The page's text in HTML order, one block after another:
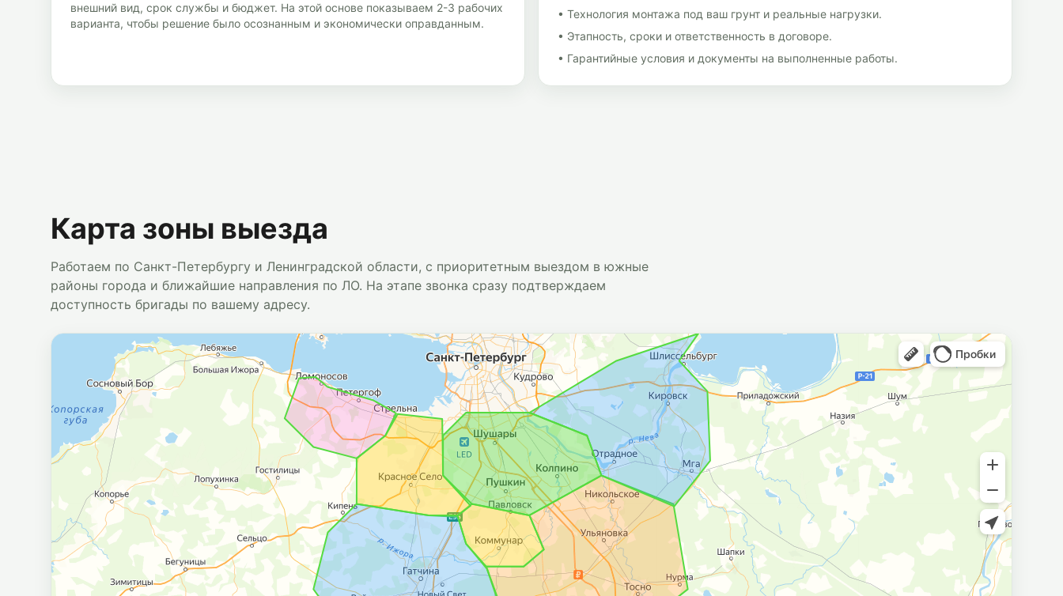
внешний вид, срок службы и бюджет. На этой основе показываем 2-3 рабочих
варианта, чтобы решение было осознанным и экономически оправданным.
• Технология монтажа под ваш грунт и реальные нагрузки.
• Этапность, сроки и ответственность в договоре.
• Гарантийные условия и документы на выполненные работы.
Карта зоны выезда
Работаем по Санкт-Петербургу и Ленинградской области, с приоритетным выездом в южные
районы города и ближайшие направления по ЛО. На этапе звонка сразу подтверждаем
доступность бригады по вашему адресу.